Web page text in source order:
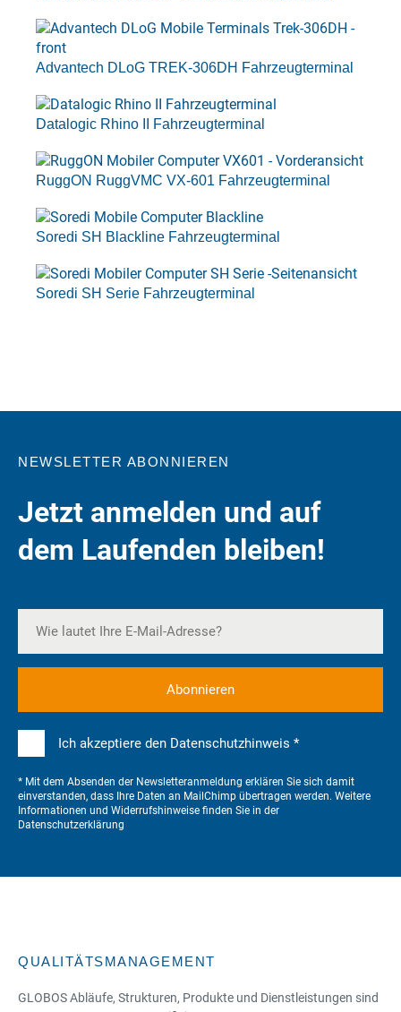
Advantech DLoG TREK-306DH Fahrzeugterminal
Datalogic Rhino II Fahrzeugterminal
RuggON RuggVMC VX-601 Fahrzeugterminal
Soredi SH Blackline Fahrzeugterminal
Soredi SH Serie Fahrzeugterminal
NEWSLETTER ABONNIEREN
Jetzt anmelden und auf
dem Laufenden bleiben!
Ich akzeptiere den Datenschutzhinweis *
* Mit dem Absenden der Newsletteranmeldung erklären Sie sich damit
einverstanden, dass Ihre Daten an MailChimp übertragen werden. Weitere
Informationen und Widerrufshinweise finden Sie in der
Datenschutzerklärung
QUALITÄTSMANAGEMENT
GLOBOS Abläufe, Strukturen, Produkte und Dienstleistungen sind